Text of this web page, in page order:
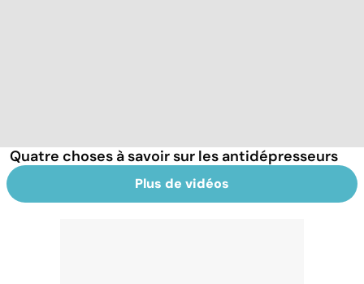
Quatre choses à savoir sur les antidépresseurs
Plus de vidéos